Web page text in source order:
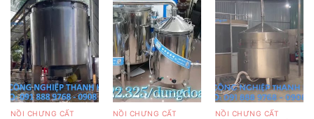
NỒI CHƯNG CẤT NỒI CHƯNG CẤT NỒI CHƯNG CẤT